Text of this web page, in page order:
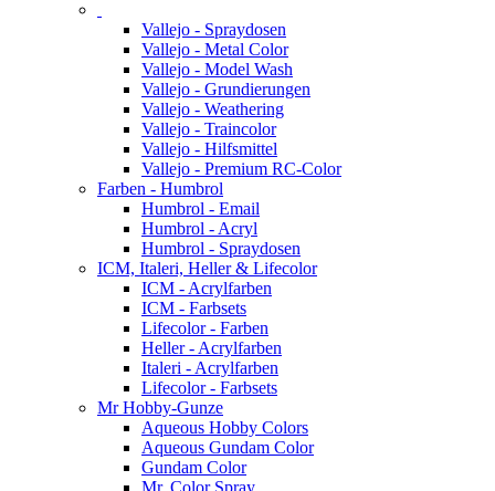
Vallejo - Spraydosen
Vallejo - Metal Color
Vallejo - Model Wash
Vallejo - Grundierungen
Vallejo - Weathering
Vallejo - Traincolor
Vallejo - Hilfsmittel
Vallejo - Premium RC-Color
Farben - Humbrol
Humbrol - Email
Humbrol - Acryl
Humbrol - Spraydosen
ICM, Italeri, Heller & Lifecolor
ICM - Acrylfarben
ICM - Farbsets
Lifecolor - Farben
Heller - Acrylfarben
Italeri - Acrylfarben
Lifecolor - Farbsets
Mr Hobby-Gunze
Aqueous Hobby Colors
Aqueous Gundam Color
Gundam Color
Mr. Color Spray